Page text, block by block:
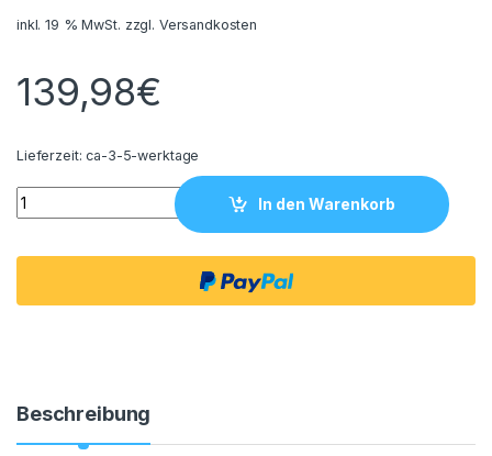
inkl. 19 % MwSt. zzgl. Versandkosten
139,98€
Lieferzeit:ca-3-5-werktage
Teppich Flower 160x230 quantity
In den Warenkorb
Beschreibung